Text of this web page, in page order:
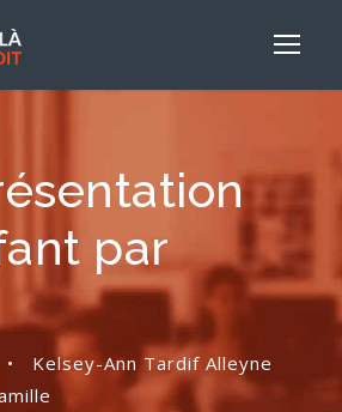
par
•
Kelsey-Ann Tardif Alleyne